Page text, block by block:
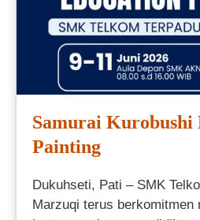
Samurai Kurobushi
Painting
Dukuhseti, Pati – SMK
Marzuqi terus berkomitmen